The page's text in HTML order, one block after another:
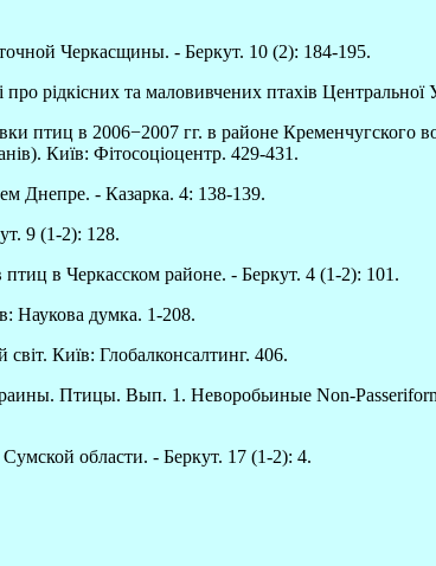
Черкасщины. - Беркут. 10 (2): 184-195.
та маловивчених птахів Центральної
в 2006−2007 гг. в районе Кременчугского
Київ: Фітосоціоцентр. 429-431.
Днепре. - Казарка. 4: 138-139.
9 (1-2): 128.
в Черкасском районе. - Беркут. 4 (1-2): 101.
Наукова думка. 1-208.
Київ: Глобалконсалтинг. 406.
Птицы. Вып. 1. Неворобьиные Non-
области. - Беркут. 17 (1-2): 4.